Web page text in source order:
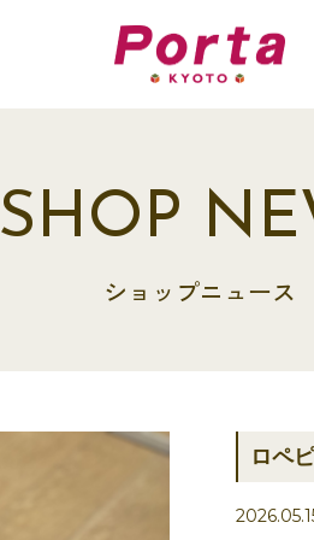
SHOP
ショップニュース
ロペ